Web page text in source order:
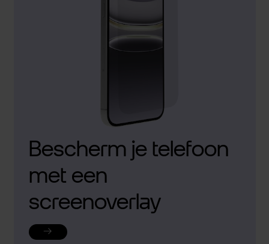
Bescherm je telefoon
met een
screenoverlay